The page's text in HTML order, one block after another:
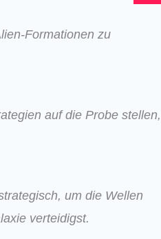
Formationen zu
auf die Probe stellen,
um die Wellen
verteidigst.